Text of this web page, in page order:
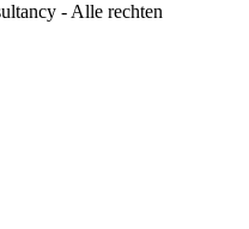
- Alle rechten